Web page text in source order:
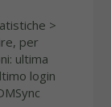
>
per
ultima
login